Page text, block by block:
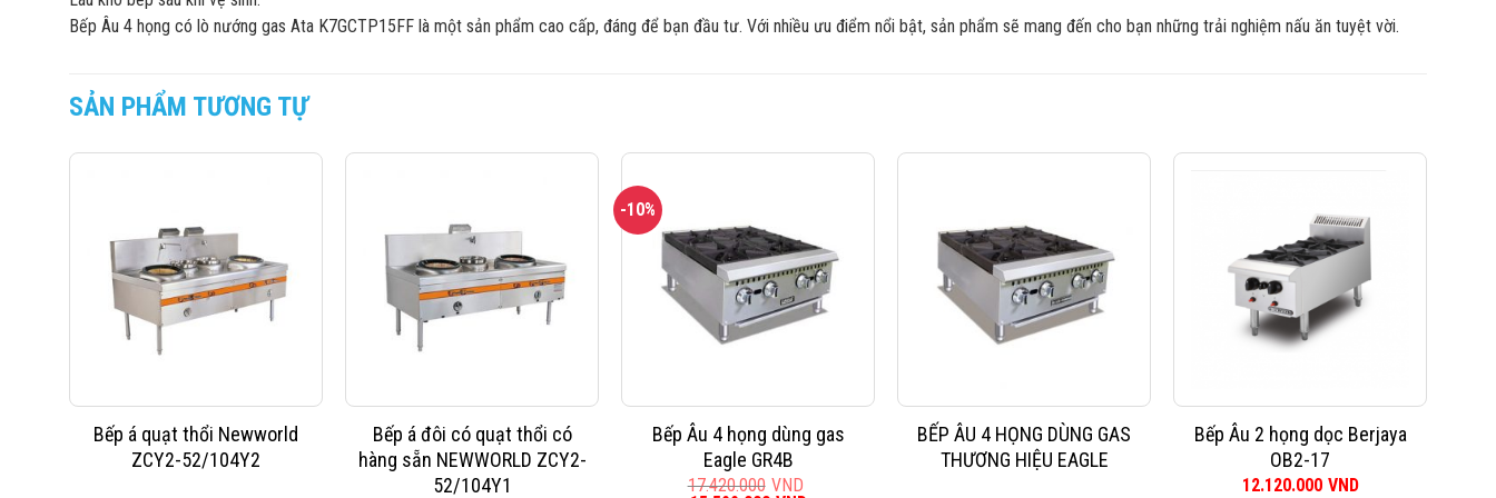
Bếp Âu 4 họng có lò nướng gas Ata K7GCTP15FF là một sản phẩm cao cấp, đáng để bạn đầu tư. Với nhiều ưu điểm nổi bật, sản phẩm sẽ mang đến cho bạn những trải nghiệm nấu ăn tuyệt vời.
SẢN PHẨM TƯƠNG TỰ
Bếp á quạt thổi Newworld
ZCY2-52/104Y2
Bếp á đôi có quạt thổi có
hàng sẵn NEWWORLD ZCY2-
52/104Y1
-10%
Bếp Âu 4 họng dùng gas
Eagle GR4B
17.420.000 VND
BẾP ÂU 4 HỌNG DÙNG GAS
THƯƠNG HIỆU EAGLE
Bếp Âu 2 họng dọc Berjaya
OB2-17
12.120.000 VND